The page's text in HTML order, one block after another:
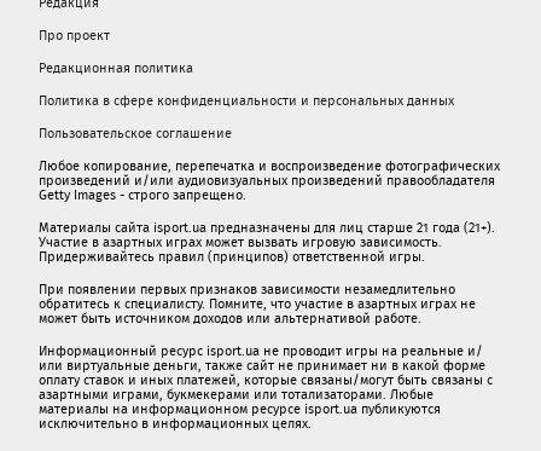
Про проект
Редакционная политика
Политика в сфере конфиденциальности и персональных данных
Пользовательское соглашение
Любое копирование, перепечатка и воспроизведение фотографических
произведений и/или аудиовизуальных произведений правообладателя
Getty Images - строго запрещено.
Материалы сайта isport.ua предназначены для лиц старше 21 года (21+).
Участие в азартных играх может вызвать игровую зависимость.
Придерживайтесь правил (принципов) ответственной игры.
При появлении первых признаков зависимости незамедлительно
обратитесь к специалисту. Помните, что участие в азартных играх не
может быть источником доходов или альтернативой работе.
Информационный ресурс isport.ua не проводит игры на реальные и/
или виртуальные деньги, также сайт не принимает ни в какой форме
oплaту ставок и иных платежей, которые связаны/могут быть связаны c
азартными игрaми, букмекерами или тотализаторами. Любые
материалы на информационном ресурсе isport.ua публикуютcя
исключительно в информационных целях.